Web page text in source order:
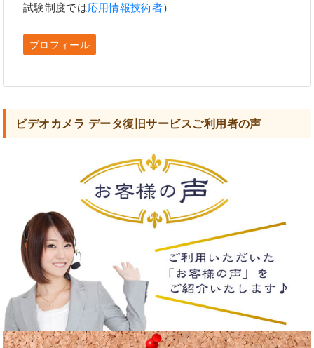
試験制度では応用情報技術者）
プロフィール
ビデオカメラ データ復旧サービスご利用者の声